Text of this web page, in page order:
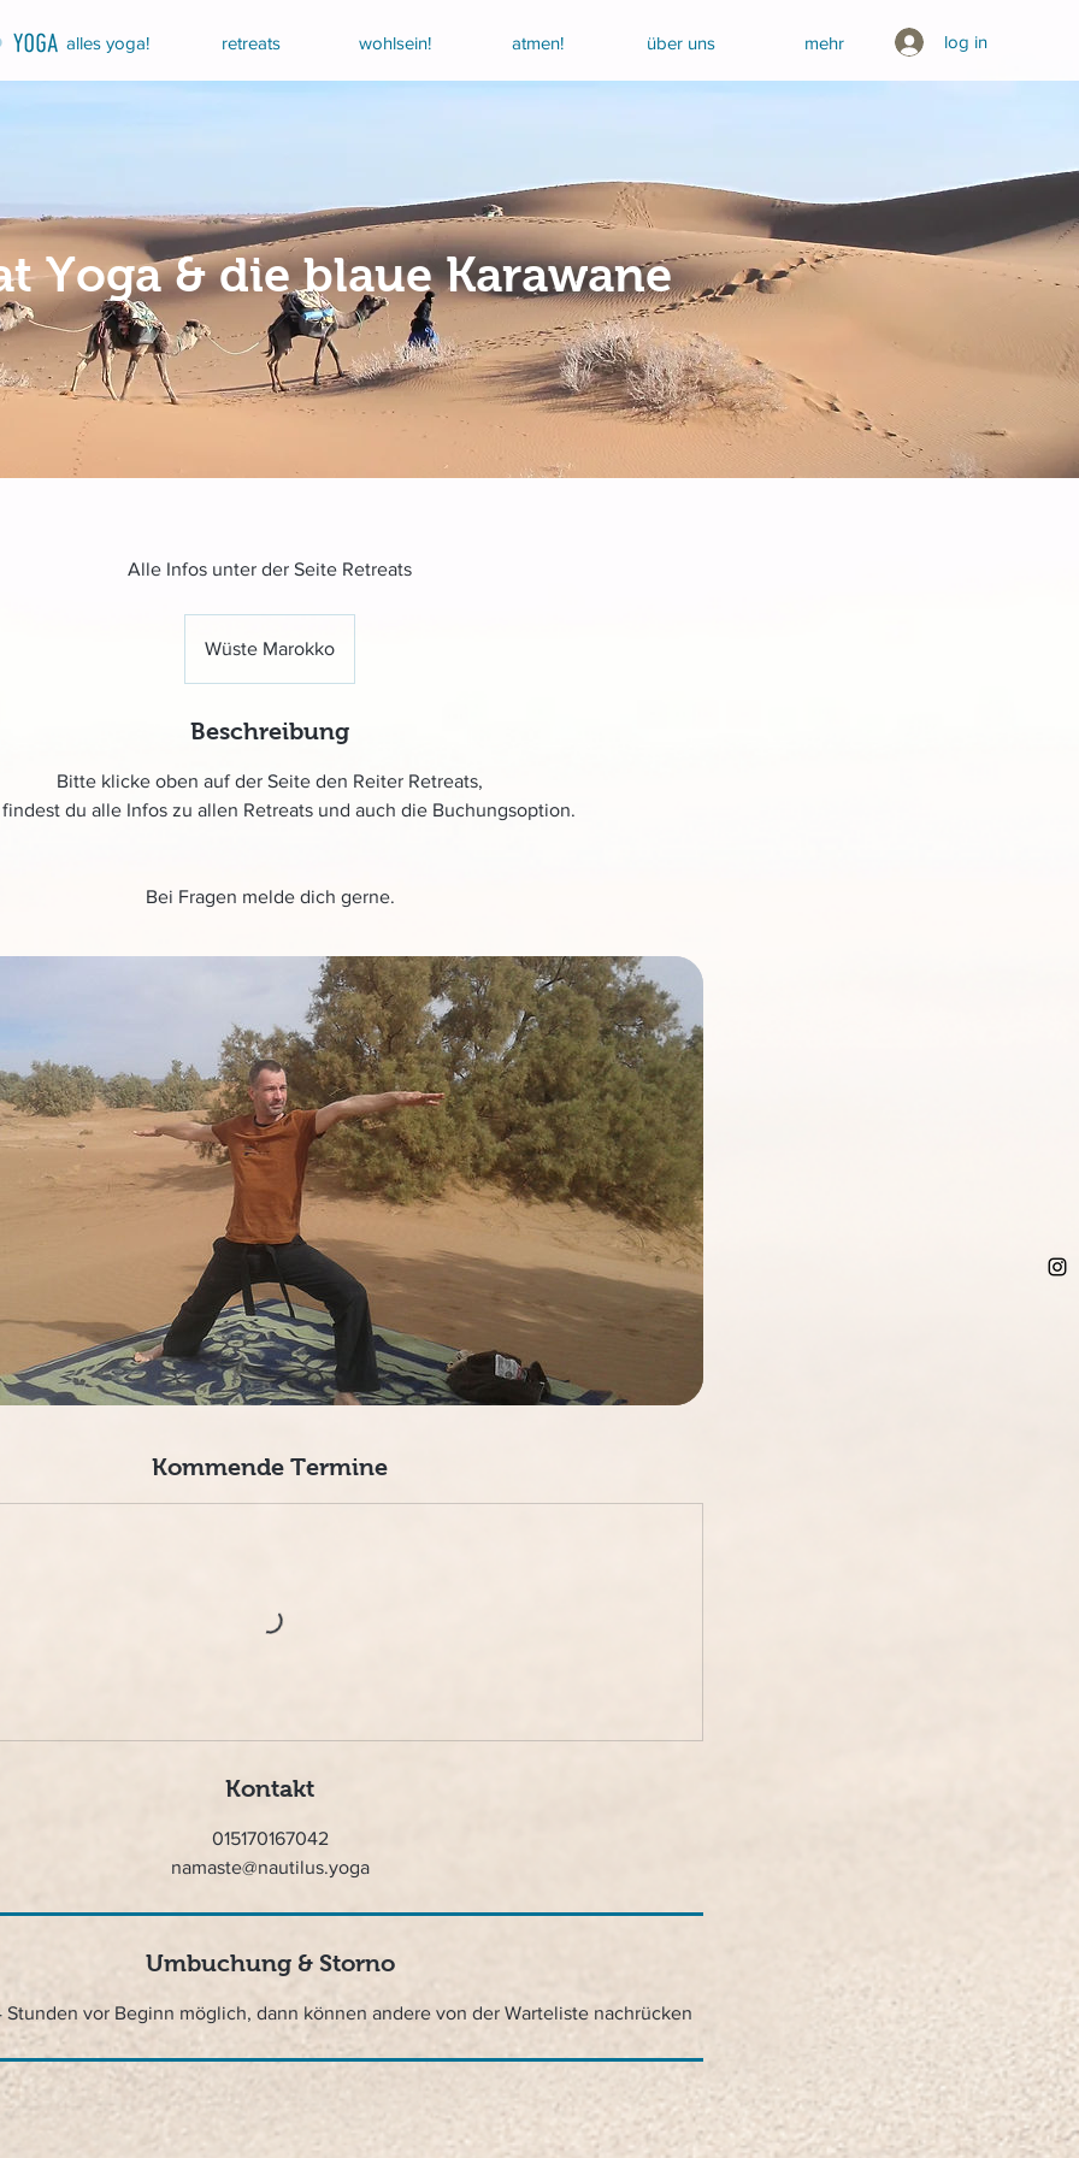
alles yoga! retreats wohlsein! atmen! über uns mehr log in
Yoga & die blaue Karawane
Alle Infos unter der Seite Retreats
Wüste Marokko
Beschreibung
Bitte klicke oben auf der Seite den Reiter Retreats,
du alle Infos zu allen Retreats und auch die Buchungsoption.
Bei Fragen melde dich gerne.
Kommende Termine
Kontakt
015170167042
namaste@nautilus.yoga
Umbuchung & Storno
Stunden vor Beginn möglich, dann können andere von der Warteliste nachrücken